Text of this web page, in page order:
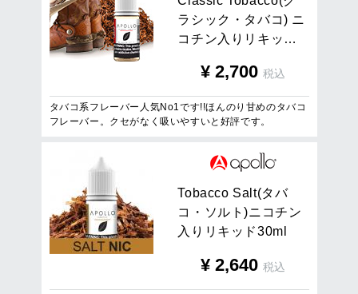
ラ シ ッ ク ・ タバコ) ニ
コ チ ン 入 り リ キ ッ …
¥ 2,700 税込
タバコ系フレーバー人気No1です!!ほんのり甘めのタバコ
フレーバー。クセがなく吸いやすいと好評です。
Tobacco Sa lt(タバ
コ
・ ソル ト)ニ コチ ン
入 り リ キ ッ ド30m
¥ 2,640 税込